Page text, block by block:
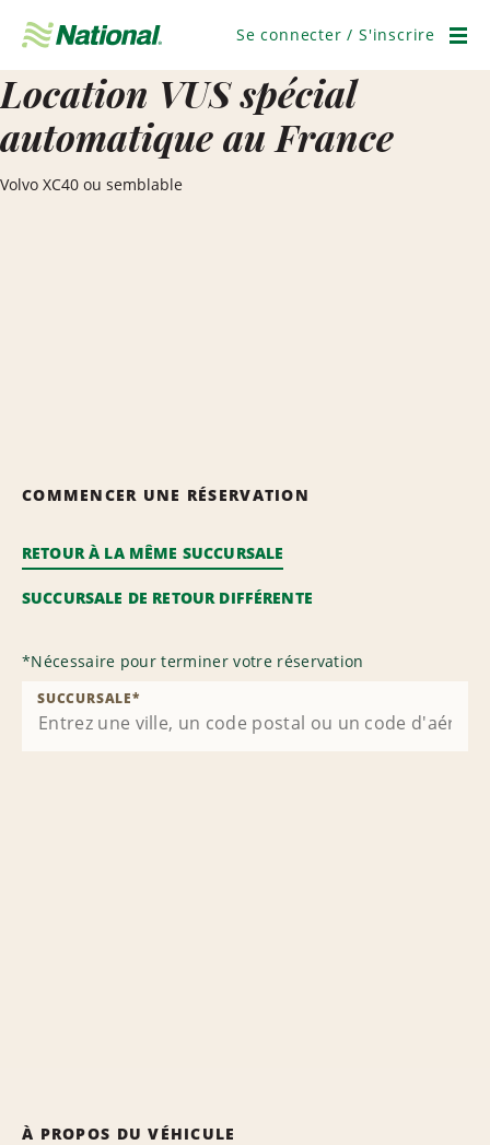
navigation
Se connecter / S'inscrire
Location VUS spécial
automatique au France
Volvo XC40 ou semblable
COMMENCER UNE RÉSERVATION
RETOUR À LA MÊME SUCCURSALE
SUCCURSALE DE RETOUR DIFFÉRENTE
*Nécessaire pour terminer votre réservation
SUCCURSALE*
À PROPOS DU VÉHICULE